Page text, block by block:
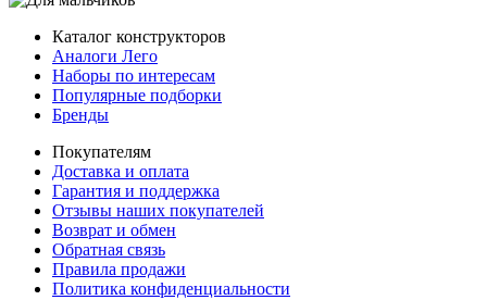
Каталог конструкторов
Аналоги Лего
Наборы по интересам
Популярные подборки
Бренды
Покупателям
Доставка и оплата
Гарантия и поддержка
Отзывы наших покупателей
Возврат и обмен
Обратная связь
Правила продажи
Политика конфиденциальности